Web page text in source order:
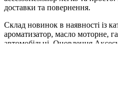
доставки та повернення.
Склад новинок в наявності із
ароматизатор, масло моторне,
автомобільні. Оновлення